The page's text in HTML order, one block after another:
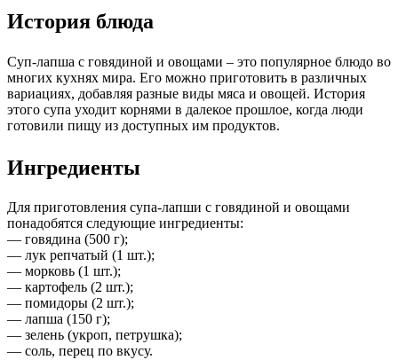
История блюда
Суп-лапша с говядиной и овощами – это популярное блюдо во
многих кухнях мира. Его можно приготовить в различных
вариациях, добавляя разные виды мяса и овощей. История
этого супа уходит корнями в далекое прошлое, когда люди
готовили пищу из доступных им продуктов.
Ингредиенты
Для приготовления супа-лапши с говядиной и овощами
понадобятся следующие ингредиенты:
— говядина (500 г);
— лук репчатый (1 шт.);
— морковь (1 шт.);
— картофель (2 шт.);
— помидоры (2 шт.);
— лапша (150 г);
— зелень (укроп, петрушка);
— соль, перец по вкусу.